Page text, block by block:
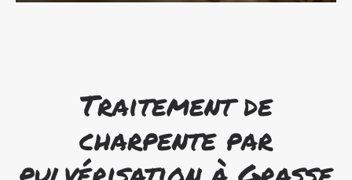
Traitement de
charpente par